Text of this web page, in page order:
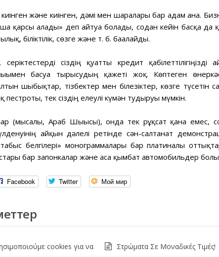
және киінген, дәмі мен шаралары бар адам ғана.
қарсы алады» деп айтуға болады, содан кейін басқа да
біліктілік, сөзге және т. б. бағалайды.
сіздің қуатты кредит қабілеттілігіңізді
басуға тырысудың қажеті жоқ. Көптеген
шыбықтар, тізбектер мен білезіктер, көзге түсетін
пестроты, тек сіздің елеулі күмән тудыруы мүмкін.
(мысалы, Араб Шығысы), онда тек рұқсат қана емес,
айқын дәлелі ретінде сән-салтанат
белгілері» монограммалары бар платиналы
бар запонкалар және аса қымбат автомобильдер
Facebook Twitter Мой мир
cookies για να
Στρώματα Σε Μοναδικές Τιμές!